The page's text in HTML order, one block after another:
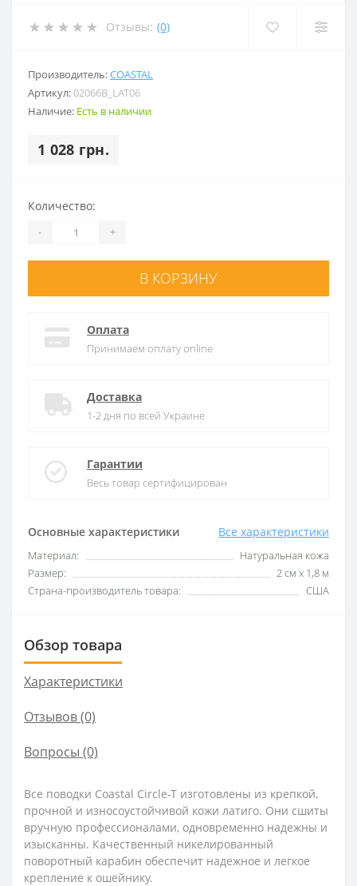
Отзывы: (0)
Производитель:COASTAL
Артикул:02066B_LAT06
Наличие: Есть в наличии
1 028 грн.
Основные характеристики Все характеристики
Материал:
Натуральная кожа
Размер:
2 см х 1,8 м
Страна-производитель товара:
США
Количество:
- +
В КОРЗИНУ
Оплата
Принимаем оплату online
Доставка
1-2 дня по всей Украине
Гарантии
Весь товар сертифицирован
Обзор товара
Характеристики
Отзывов (0)
Вопросы (0)
Все поводки Coastal Circle-T изготовлены из крепкой,
прочной и износоустойчивой кожи латиго. Они сшиты
вручную профессионалами, одновременно надежны и
изысканны. Качественный никелированный
поворотный карабин обеспечит надежное и легкое
крепление к ошейнику.